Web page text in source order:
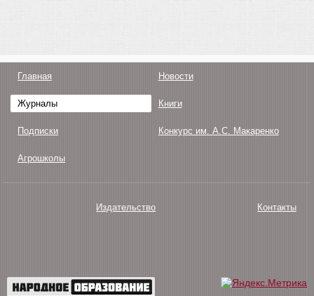
Главная Новости
Журналы Книги
Подписки Конкурс им. А.С. Макаренко
Агрошколы
Издательство Контакты